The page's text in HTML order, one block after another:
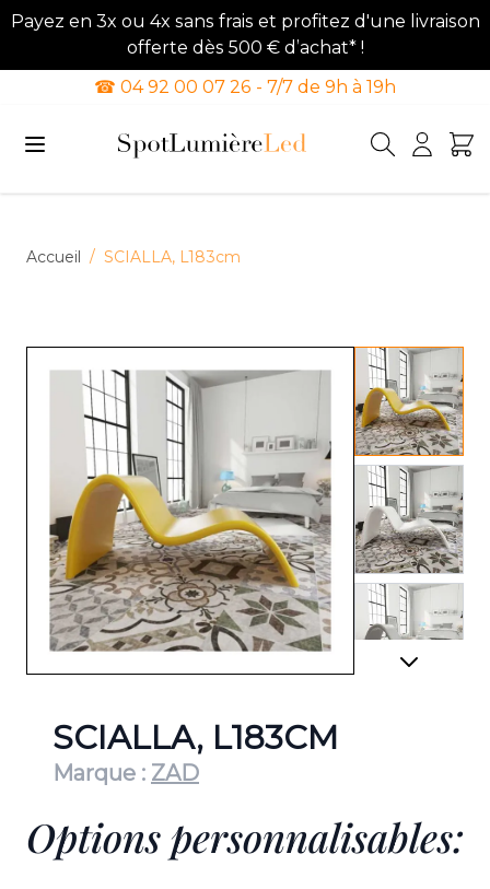
Payez en 3x ou 4x sans frais et profitez d'une livraison
offerte dès 500 € d’achat* !
☎ 04 92 00 07 26 - 7/7 de 9h à 19h
Accueil / SCIALLA, L183cm
View
View
View
View
SCIALLA, L183CM
Marque : ZAD
Options personnalisables: